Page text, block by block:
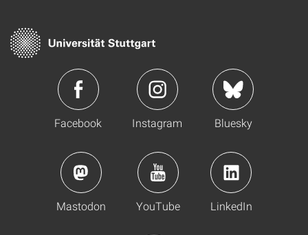
Facebook Instagram Bluesky
Mastodon YouTube LinkedIn